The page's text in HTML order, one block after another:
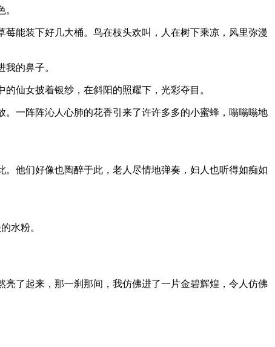
能装下好几大桶。鸟在枝头欢叫，人在树下乘凉，风里弥漫
的鼻子。
仙女披着银纱，在斜阳的照耀下，光彩夺目。
一阵阵沁人心肺的花香引来了许许多多的小蜜蜂，嗡嗡嗡地
他们好像也陶醉于此，老人尽情地弹奏，妇人也听得如痴如
水粉。
了起来，那一刹那间，我仿佛进了一片金碧辉煌，令人仿佛